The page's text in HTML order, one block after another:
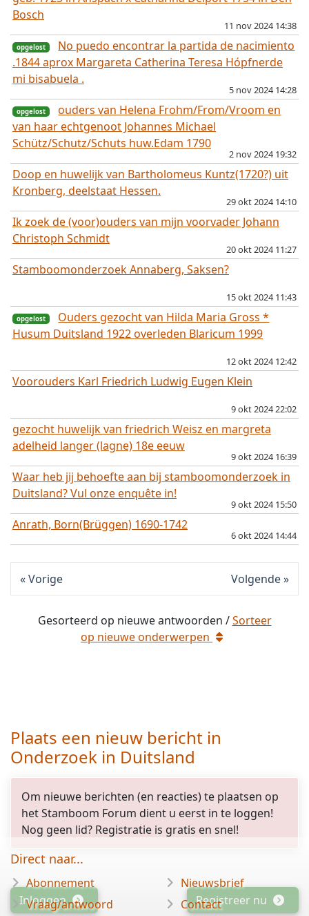
Bosch
11 nov 2024 14:38
No puedo encontrar la partida de nacimiento
.1844 aprox Margareta Catherina Teresa Hópfnerde
mi bisabuela .
5 nov 2024 14:28
opgelost
ouders van Helena Frohm/From/Vroom en
van haar echtgenoot Johannes Michael
Schütz/Schutz/Schuts huw.Edam 1790
2 nov 2024 19:32
Doop en huwelijk van Bartholomeus Kuntz(1720?) uit
Kronberg, deelstaat Hessen.
29 okt 2024 14:10
Ik zoek de (voor)ouders van mijn voorvader Johann
Christoph Schmidt
20 okt 2024 11:27
Stamboomonderzoek Annaberg, Saksen?
15 okt 2024 11:43
Ouders gezocht van Hilda Maria Gross *
Husum Duitsland 1922 overleden Blaricum 1999
12 okt 2024 12:42
Voorouders Karl Friedrich Ludwig Eugen Klein
9 okt 2024 22:02
gezocht huwelijk van friedrich Weisz en margreta
adelheid langer (lagne) 18e eeuw
9 okt 2024 16:39
Waar heb jij behoefte aan bij stamboomonderzoek in
Duitsland? Vul onze enquête in!
9 okt 2024 15:50
Anrath, Born(Brüggen) 1690-1742
6 okt 2024 14:44
Vorige Volgende
Gesorteerd op nieuweantwoorden /Sorteer
op nieuweonderwerpen
Plaats een nieuw bericht in
Onderzoek in Duitsland
Om nieuwe berichten (en reacties) te plaatsen op
het Stamboom Forum dient u eerst in te loggen!
Nog geen lid? Registratie is gratis en snel!
Registreer nu
Inloggen
Direct naar...
Abonnement
Vraag/antwoord
Nieuwsbrief
Contact